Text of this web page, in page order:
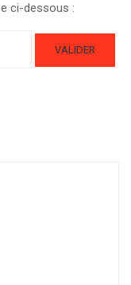
ci-dessous :